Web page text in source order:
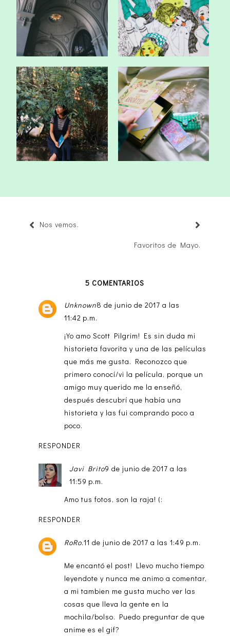
Inspiración y
reconocimiento.
Favoritos de estos días
nublados.
25. Nostalgia.
Nos vemos.
Favoritos de Mayo.
5 COMENTARIOS
Unknown8 de junio de 2017 a las
11:42 p.m.
¡Yo amo Scott Pilgrim! Es sin duda mi
historieta favorita y una de las películas
que más me gusta. Reconozco que
primero conocí/vi la película, porque un
amigo muy querido me la enseñó,
después descubrí que había una
historieta y las fui comprando poco a
poco.
RESPONDER
Javi Brito9 de junio de 2017 a las
11:59 p.m.
Amo tus fotos, son la raja! (:
RESPONDER
RoRo.11 de junio de 2017 a las 1:49 p.m.
Me encantó el post! Llevo mucho tiempo
leyendote y nunca me animo a comentar,
a mi tambien me gusta mucho ver las
cosas que lleva la gente en la
mochila/bolso. Puedo preguntar de que
anime es el gif?